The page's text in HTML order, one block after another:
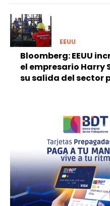
EEUU
Bloomberg: EEUU
el empresario Harry
su salida del sector